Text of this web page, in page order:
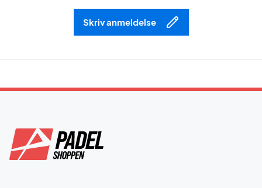
Skriv anmeldelse